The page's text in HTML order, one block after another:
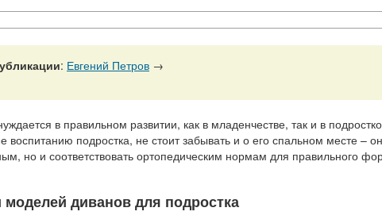
: Евгений Петров →
в правильном развитии, как в младенчестве, так и в
воспитанию подростка, не стоит забывать и о его спальном месте –
но и соответствовать ортопедическим нормам для правильного
диванов для подростка